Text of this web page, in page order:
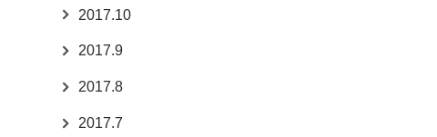
2017.10
2017.9
2017.8
2017.7